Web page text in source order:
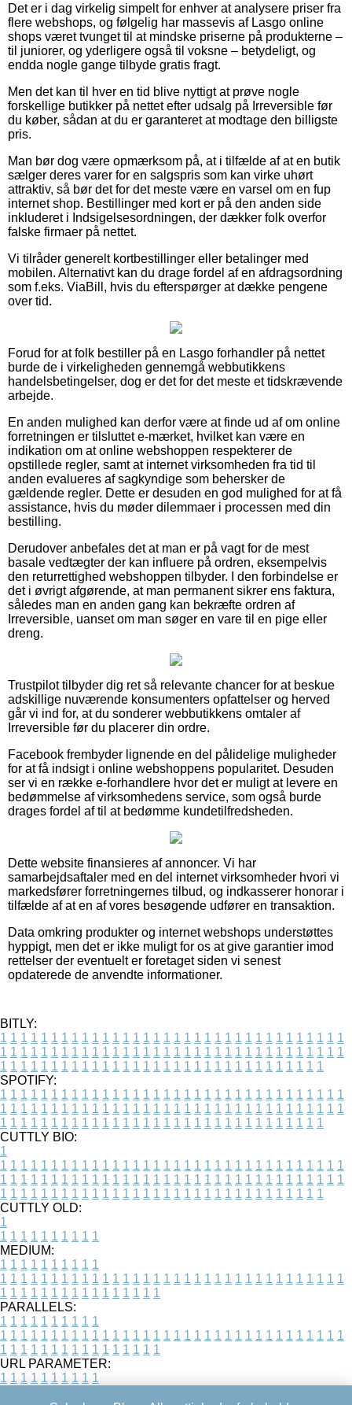
Det er i dag virkelig simpelt for enhver at analysere priser fra
flere webshops, og følgelig har massevis af Lasgo online
shops været tvunget til at mindske priserne på produkterne –
til juniorer, og yderligere også til voksne – betydeligt, og
endda nogle gange tilbyde gratis fragt.
Men det kan til hver en tid blive nyttigt at prøve nogle
forskellige butikker på nettet efter udsalg på Irreversible før
du køber, sådan at du er garanteret at modtage den billigste
pris.
Man bør dog være opmærksom på, at i tilfælde af at en butik
sælger deres varer for en salgspris som kan virke uhørt
attraktiv, så bør det for det meste være en varsel om en fup
internet shop. Bestillinger med kort er på den anden side
inkluderet i Indsigelsesordningen, der dækker folk overfor
falske firmaer på nettet.
Vi tilråder generelt kortbestillinger eller betalinger med
mobilen. Alternativt kan du drage fordel af en afdragsordning
som f.eks. ViaBill, hvis du efterspørger at dække pengene
over tid.
Forud for at folk bestiller på en Lasgo forhandler på nettet
burde de i virkeligheden gennemgå webbutikkens
handelsbetingelser, dog er det for det meste et tidskrævende
arbejde.
En anden mulighed kan derfor være at finde ud af om online
forretningen er tilsluttet e-mærket, hvilket kan være en
indikation om at online webshoppen respekterer de
opstillede regler, samt at internet virksomheden fra tid til
anden evalueres af sagkyndige som behersker de
gældende regler. Dette er desuden en god mulighed for at få
assistance, hvis du møder dilemmaer i processen med din
bestilling.
Derudover anbefales det at man er på vagt for de mest
basale vedtægter der kan influere på ordren, eksempelvis
den returrettighed webshoppen tilbyder. I den forbindelse er
det i øvrigt afgørende, at man permanent sikrer ens faktura,
således man en anden gang kan bekræfte ordren af
Irreversible, uanset om man søger en vare til en pige eller
dreng.
Trustpilot tilbyder dig ret så relevante chancer for at beskue
adskillige nuværende konsumenters opfattelser og herved
går vi ind for, at du sonderer webbutikkens omtaler af
Irreversible før du placerer din ordre.
Facebook frembyder lignende en del pålidelige muligheder
for at få indsigt i online webshoppens popularitet. Desuden
ser vi en række e-forhandlere hvor det er muligt at levere en
bedømmelse af virksomhedens service, som også burde
drages fordel af til at bedømme kundetilfredsheden.
Dette website finansieres af annoncer. Vi har
samarbejdsaftaler med en del internet virksomheder hvori vi
markedsfører forretningernes tilbud, og indkasserer honorar i
tilfælde af at en af vores besøgende udfører en transaktion.
Data omkring produkter og internet webshops understøttes
hyppigt, men det er ikke muligt for os at give garantier imod
rettelser der eventuelt er foretaget siden vi senest
opdaterede de anvendte informationer.
BITLY:
1 1 1 1 1 1 1 1 1 1 1 1 1 1 1 1 1 1 1 1 1 1 1 1 1 1 1 1 1 1 1 1 1 1
1 1 1 1 1 1 1 1 1 1 1 1 1 1 1 1 1 1 1 1 1 1 1 1 1 1 1 1 1 1 1 1 1 1
1 1 1 1 1 1 1 1 1 1 1 1 1 1 1 1 1 1 1 1 1 1 1 1 1 1 1 1 1 1 1 1
SPOTIFY:
1 1 1 1 1 1 1 1 1 1 1 1 1 1 1 1 1 1 1 1 1 1 1 1 1 1 1 1 1 1 1 1 1 1
1 1 1 1 1 1 1 1 1 1 1 1 1 1 1 1 1 1 1 1 1 1 1 1 1 1 1 1 1 1 1 1 1 1
1 1 1 1 1 1 1 1 1 1 1 1 1 1 1 1 1 1 1 1 1 1 1 1 1 1 1 1 1 1 1 1
CUTTLY BIO:
1
1 1 1 1 1 1 1 1 1 1 1 1 1 1 1 1 1 1 1 1 1 1 1 1 1 1 1 1 1 1 1 1 1 1
1 1 1 1 1 1 1 1 1 1 1 1 1 1 1 1 1 1 1 1 1 1 1 1 1 1 1 1 1 1 1 1 1 1
1 1 1 1 1 1 1 1 1 1 1 1 1 1 1 1 1 1 1 1 1 1 1 1 1 1 1 1 1 1 1 1
CUTTLY OLD:
1
1 1 1 1 1 1 1 1 1 1
MEDIUM:
1 1 1 1 1 1 1 1 1 1
1 1 1 1 1 1 1 1 1 1 1 1 1 1 1 1 1 1 1 1 1 1 1 1 1 1 1 1 1 1 1 1 1 1
1 1 1 1 1 1 1 1 1 1 1 1 1 1 1 1
PARALLELS:
1 1 1 1 1 1 1 1 1 1
1 1 1 1 1 1 1 1 1 1 1 1 1 1 1 1 1 1 1 1 1 1 1 1 1 1 1 1 1 1 1 1 1 1
1 1 1 1 1 1 1 1 1 1 1 1 1 1 1 1
URL PARAMETER:
1 1 1 1 1 1 1 1 1 1